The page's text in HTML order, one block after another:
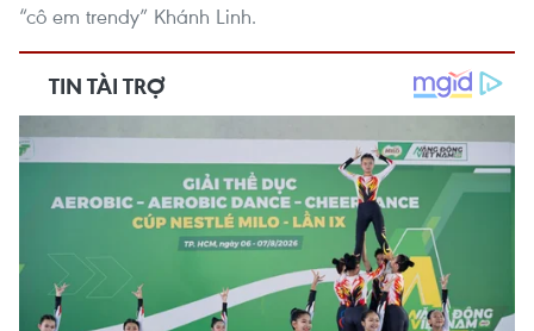
“cô em trendy” Khánh Linh.